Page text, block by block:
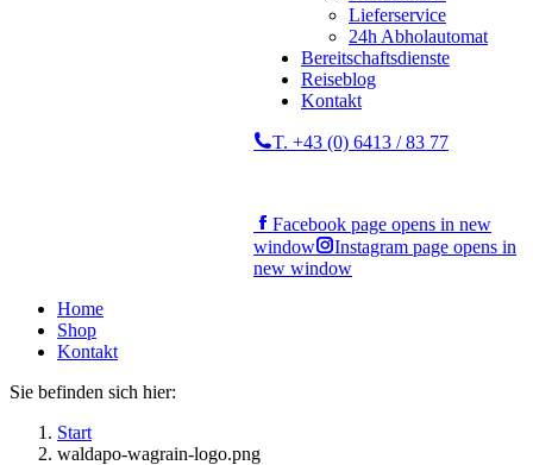
Lieferservice
24h Abholautomat
Bereitschaftsdienste
Reiseblog
Kontakt
T. +43 (0) 6413 / 83 77
Facebook page opens in new
window
Instagram page opens in
new window
Home
Shop
Kontakt
Sie befinden sich hier:
Start
waldapo-wagrain-logo.png